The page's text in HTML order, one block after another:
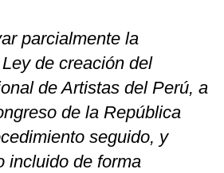
parcialmente la
de creación del
de Artistas del Perú, a
de la República
seguido, y
incluido de forma